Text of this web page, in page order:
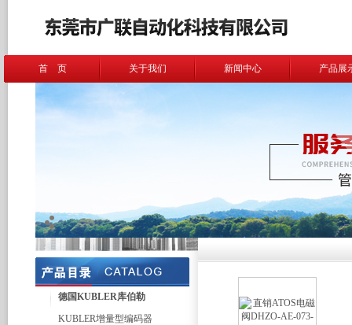
首 页 关于我们 新闻中心 产品展
德国KUBLER库伯勒
KUBLER增量型编码器